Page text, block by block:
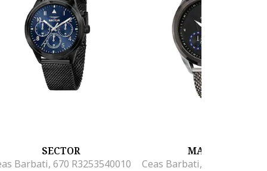
SECTOR
Barbati, 670 R3253540010
MASERATI